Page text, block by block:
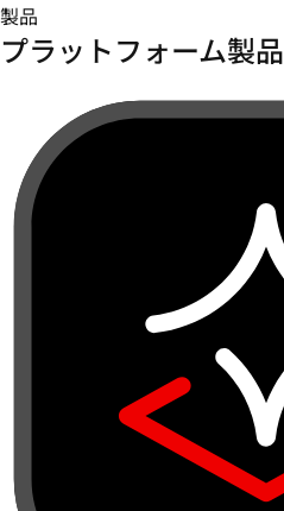
製品
プラットフォーム製品